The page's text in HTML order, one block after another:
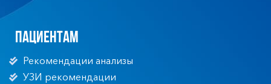
Пациентам
Рекомендации анализы
УЗИ рекомендации